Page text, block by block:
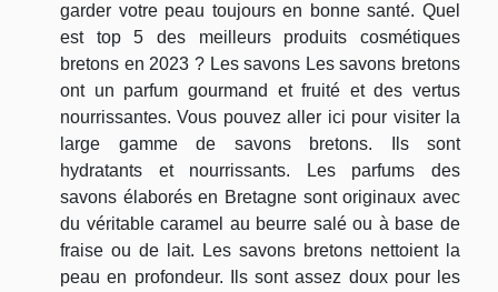
garder votre peau toujours en bonne santé. Quel
est top 5 des meilleurs produits cosmétiques
bretons en 2023 ? Les savons Les savons bretons
ont un parfum gourmand et fruité et des vertus
nourrissantes. Vous pouvez aller ici pour visiter la
large gamme de savons bretons. Ils sont
hydratants et nourrissants. Les parfums des
savons élaborés en Bretagne sont originaux avec
du véritable caramel au beurre salé ou à base de
fraise ou de lait. Les savons bretons nettoient la
peau en profondeur. Ils sont assez doux pour les